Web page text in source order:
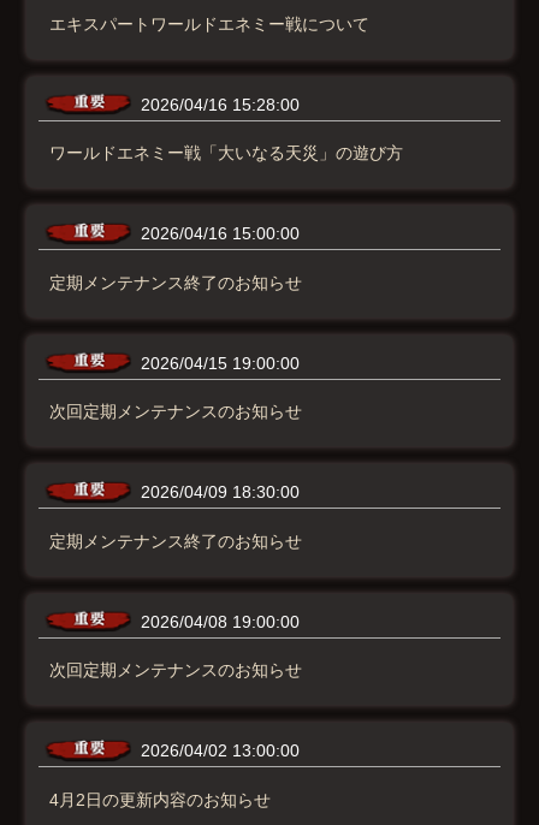
エキスパートワールドエネミー戦について
2026/04/16 15:28:00
ワールドエネミー戦「大いなる天災」の遊び方
2026/04/16 15:00:00
定期メンテナンス終了のお知らせ
2026/04/15 19:00:00
次回定期メンテナンスのお知らせ
2026/04/09 18:30:00
定期メンテナンス終了のお知らせ
2026/04/08 19:00:00
次回定期メンテナンスのお知らせ
2026/04/02 13:00:00
4月2日の更新内容のお知らせ